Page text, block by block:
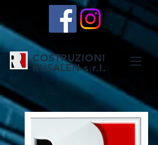
COSTRUZIONI
RUSALEN s.r.I.